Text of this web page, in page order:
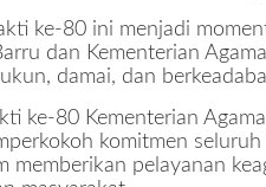
ke-80 ini menjadi
dan Kementerian
damai, dan
ke-80 Kementerian
komitmen
memberikan pelayanan